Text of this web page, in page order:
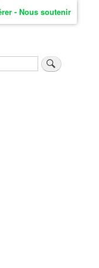
- Nous soutenir